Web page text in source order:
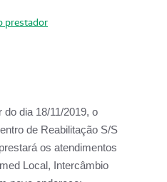
prestador
do dia 18/11/2019, o
de Reabilitação S/S
os atendimentos
Local, Intercâmbio